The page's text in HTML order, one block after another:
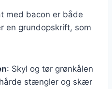
med bacon er både
en grundopskrift, som
: Skyl og tør grønkålen
stængler og skær